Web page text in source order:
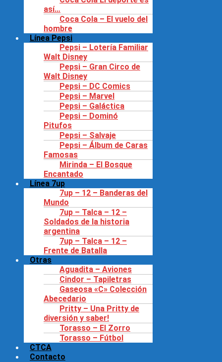
así…
Coca Cola – El vuelo del
hombre
Línea Pepsi
Pepsi – Lotería Familiar
Walt Disney
Pepsi – Gran Circo de
Walt Disney
Pepsi – DC Comics
Pepsi – Marvel
Pepsi – Galáctica
Pepsi – Dominó
Pitufos
Pepsi – Salvaje
Pepsi – Álbum de Caras
Famosas
Mirinda – El Bosque
Encantado
Línea 7up
7up – 12 – Banderas del
Mundo
7up – Talca – 12 –
Soldados de la historia
argentina
7up – Talca – 12 –
Frente de Batalla
Otras
Aguadita – Aviones
Cindor – Tapiletras
Gaseosa «C» Colección
Abecedario
Pritty – Una Pritty de
diversión y saber!
Torasso – El Zorro
Torasso – Fútbol
CTCA
Contacto